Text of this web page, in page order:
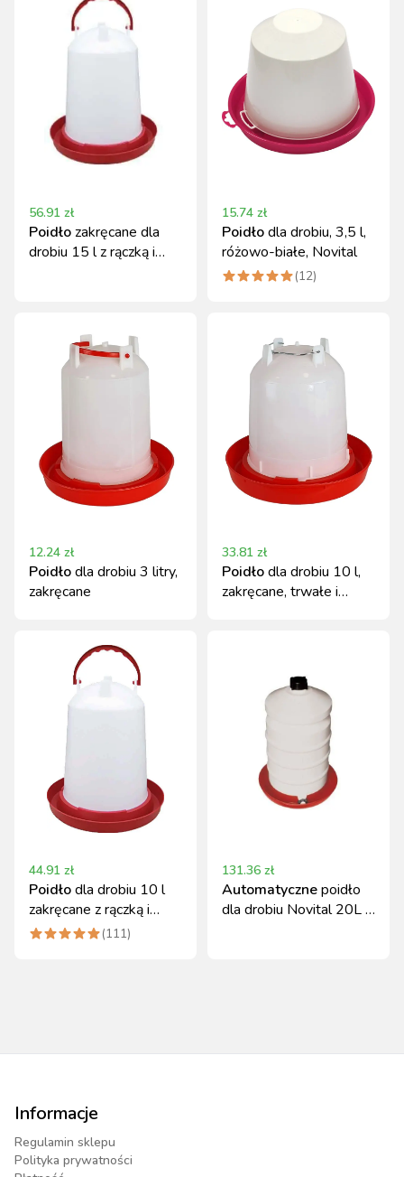
56.91 zł
Poidłozakręcane dla
drobiu 15 l z rączką i
15.74 zł
Poidłodla drobiu, 3,5 l,
różowo-białe, Novital
(12)
12.24 zł
Poidłodla drobiu 3 litry,
zakręcane
33.81 zł
Poidłodla drobiu 10 l,
zakręcane, trwałe i
44.91 zł
Poidłodla drobiu 10 l
zakręcane z rączką i
korkiem
(111)
131.36 zł
Automatycznepoidło
dla drobiu Novital 20L z
Informacje
Regulamin sklepu
Polityka prywatności